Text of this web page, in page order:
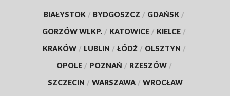
BIAŁYSTOK / BYDGOSZCZ / GDAŃSK /
GORZÓW WLKP. / KATOWICE / KIELCE /
KRAKÓW / LUBLIN / ŁÓDŹ / OLSZTYN /
OPOLE / POZNAŃ / RZESZÓW /
SZCZECIN / WARSZAWA / WROCŁAW